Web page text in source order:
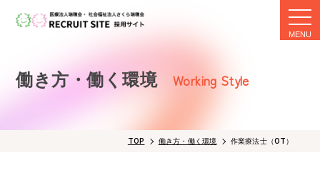
働き方・働く環境 Working Style
TOP 働き方・働く環境 作業療法士（OT）